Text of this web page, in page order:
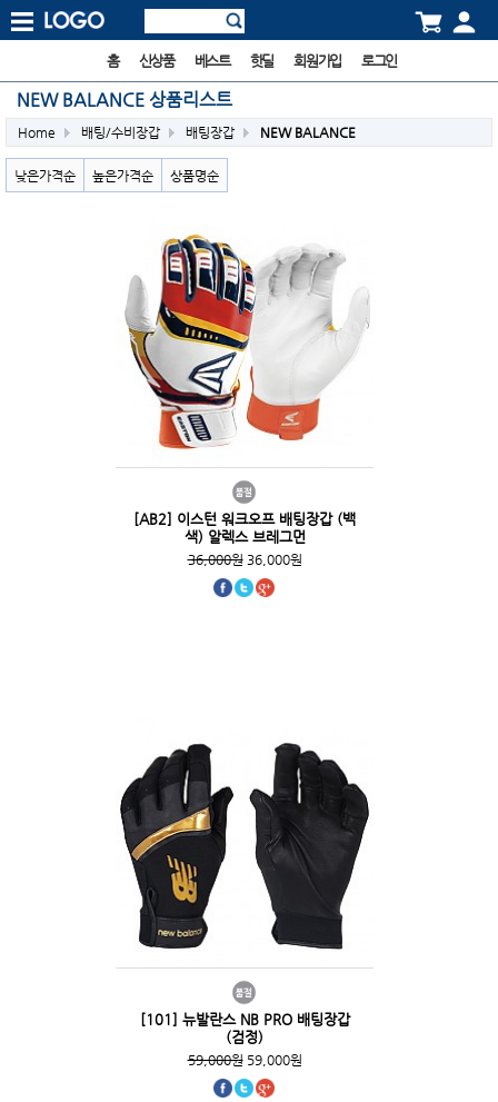
홈 신상품 베스트 핫딜 회원가입 로그인
NEW BALANCE 상품리스트
Home 배팅/수비장갑 배팅장갑 NEW BALANCE
낮은가격순 높은가격순 상품명순
[AB2] 이스턴 워크오프 배팅장갑 (백
색) 알렉스 브레그먼
36,000원36,000원
[101] 뉴발란스 NB PRO 배팅장갑
(검정)
59,000원59,000원